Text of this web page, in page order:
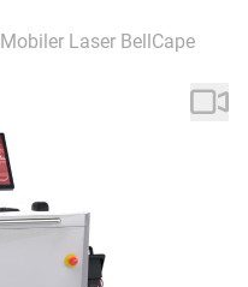
Mobiler Laser BellCape